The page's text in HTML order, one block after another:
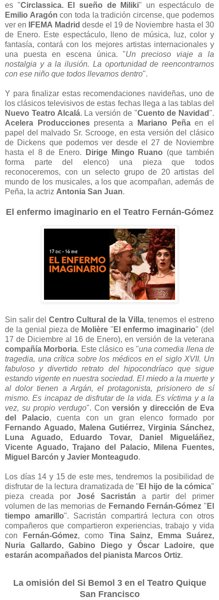
es "Circlassica. El sueño de Miliki" un espectáculo de
Emilio Aragón con toda la tradición circense, que podemos
ver en IFEMA Madrid desde el 19 de Noviembre hasta el 30
de Enero. Este espectáculo, lleno de música, luz, color y
fantasía, contará con los mejores artistas internacionales y
una puesta en escena única. "Un precioso viaje a la
nostalgia y a la ilusión. La oportunidad de reencontrarnos
con ese niño que todos llevamos dentro".
Y para finalizar estas recomendaciones navideñas, uno de
los clásicos televisivos de estas fechas llega a las tablas del
Nuevo Teatro Alcalá. La versión de "Cuento de Navidad".
Acelera Produccionespresenta a Mariano Peñaen el
papel del malvado Sr. Scrooge, en esta versión del clásico
de Dickens que podemos ver desde el 27 de Noviembre
hasta el 8 de Enero.
Dirige Mingo Ruano (que también
forma parte del elenco) una pieza que todos
reconoceremos, con un selecto grupo de 20 artistas del
mundo de los musicales, a los que acompañan, además de
Peña, la actriz Antonia San Juan.
El enfermo imaginario en el Teatro Fernán-Gómez
Sin salir del Centro Cultural de la Villa, tenemos el estreno
de la genial pieza de Molière " El enfermo imaginario" (del
17 de Diciembre al 16 de Enero), en versión de la veterana
compañía Morboria. Este clásico es "una comedia llena de
tragedia, una crítica sobre los médicos en el siglo XVII. Un
fabuloso y divertido retrato del hipocondríaco que sigue
estando vigente en nuestra sociedad. El miedo a la muerte y
al dolor tienen a Argán, el protagonista, prisionero de sí
mismo. Es incapaz de disfrutar de la vida. Es víctima y a la
vez, su propio verdugo". Con versión y dirección de Eva
del Palacio, cuenta con un gran elenco formado por
Fernando Aguado, Malena Gutiérrez, Virginia Sánchez,
Luna Aguado, Eduardo Tovar, Daniel Migueláñez,
Vicente Aguado, Trajano del Palacio, Milena Fuentes,
Miguel Barcón y Javier Monteagudo.
Los días 14 y 15 de este mes, tendremos la posibilidad de
disfrutar de la lectura dramatizada de " El hijo de la cómica"
pieza creada por José Sacristán a partir del primer
volumen de las memorias de Fernando Fernán-Gómez " El
tiempo amarillo". Sacristán compartirá lectura con otros
compañeros que compartieron experiencias, trabajo y vida
con
Fernán-Gómez, como Tina Sainz, Emma Suárez,
Nuria Gallardo, Gabino Diego y Óscar Ladoire, que
estarán acompañados del pianista Marcos Ortiz.
La omisión del Si Bemol 3 en el Teatro Quique
San Francisco